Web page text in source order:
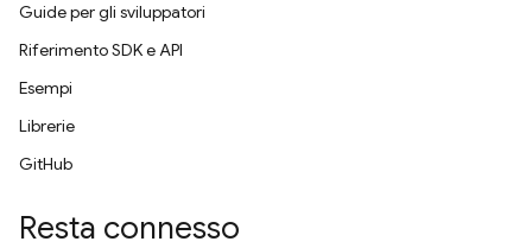
Guide per gli sviluppatori
Riferimento SDK e API
Esempi
Librerie
GitHub
Resta connesso